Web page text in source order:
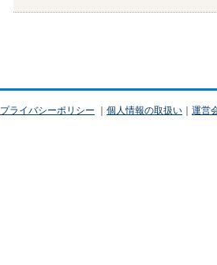
プライバシーポリシー ｜ 個人情報の取扱い ｜ 運営